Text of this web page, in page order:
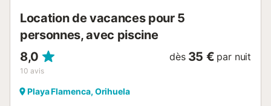
Location de vacances pour 5
personnes, avec piscine
8,0
10 avis
dès 35 € par nuit
Playa Flamenca, Orihuela